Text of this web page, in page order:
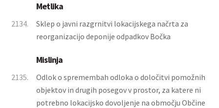
Metlika
2134.
Sklep o javni razgrnitvi lokacijskega načrta za
reorganizacijo deponije odpadkov Bočka
Mislinja
2135.
Odlok o spremembah odloka o določitvi pomožnih
objektov in drugih posegov v prostor, za katere ni
potrebno lokacijsko dovoljenje na območju Občine